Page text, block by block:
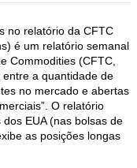
no relatório da CFTC
é um relatório semanal
Commodities (CFTC,
a quantidade de
no mercado e abertas
O relatório
EUA (nas bolsas de
as posições longas